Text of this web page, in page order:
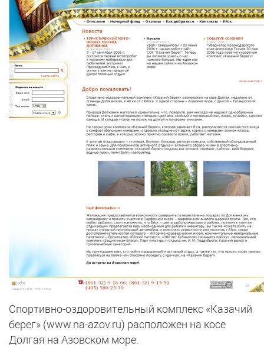
Спортивно-оздоровительный комплекс «Казачий
берег» (www.na-azov.ru) расположен на косе
Долгая на Азовском море.